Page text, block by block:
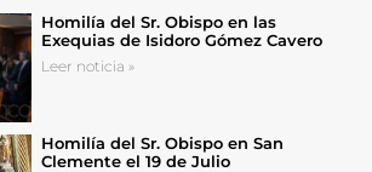
Homilía del Sr. Obispo en las
Exequias de Isidoro Gómez Cavero
Leer noticia »
Homilía del Sr. Obispo en San
Clemente el 19 de Julio